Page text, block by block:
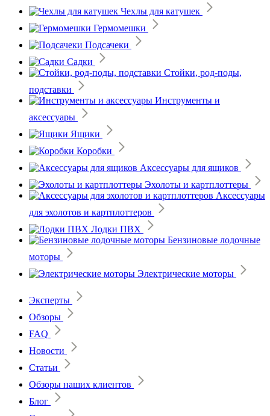
Чехлы для катушек
Гермомешки
Подсачеки
Садки
Стойки, род-поды,
подставки
Инструменты и
аксессуары
Ящики
Коробки
Аксессуары для ящиков
Эхолоты и картплоттеры
Аксессуары
для эхолотов и картплоттеров
Лодки ПВХ
Бензиновые лодочные
моторы
Электрические моторы
Эксперты
Обзоры
FAQ
Новости
Статьи
Обзоры наших клиентов
Блог